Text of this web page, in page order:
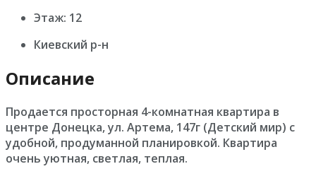
Этаж: 12
Киевский р-н
Описание
Продается просторная 4-комнатная квартира в
центре Донецка, ул. Артема, 147г (Детский мир) с
удобной, продуманной планировкой. Квартира
очень уютная, светлая, теплая.